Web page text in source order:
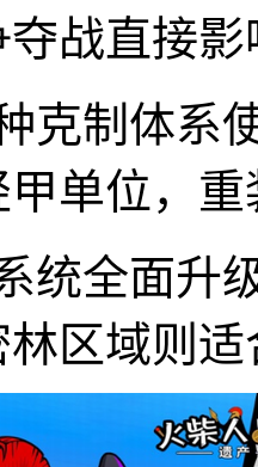
战直接
克制体系
单位，
统全面升
区域则